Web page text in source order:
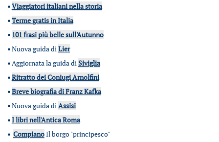
•Viaggiatori italiani nella storia
•Terme gratis in Italia
• 101 frasi più belle sull'Autunno
•Nuova guida diLier
•Aggiornata la guida diSiviglia
•Ritratto dei Coniugi Arnolfini
•Breve biografia di Franz Kafka
•Nuova guida diAssisi
•I libri nell'Antica Roma
• CompianoIl borgo "principesco"